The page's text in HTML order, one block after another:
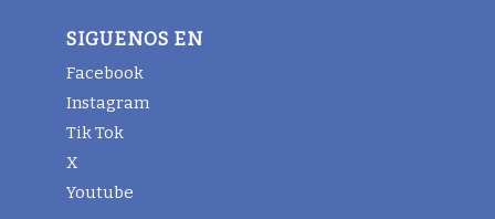
SIGUENOS EN
Facebook
Instagram
Tik Tok
X
Youtube